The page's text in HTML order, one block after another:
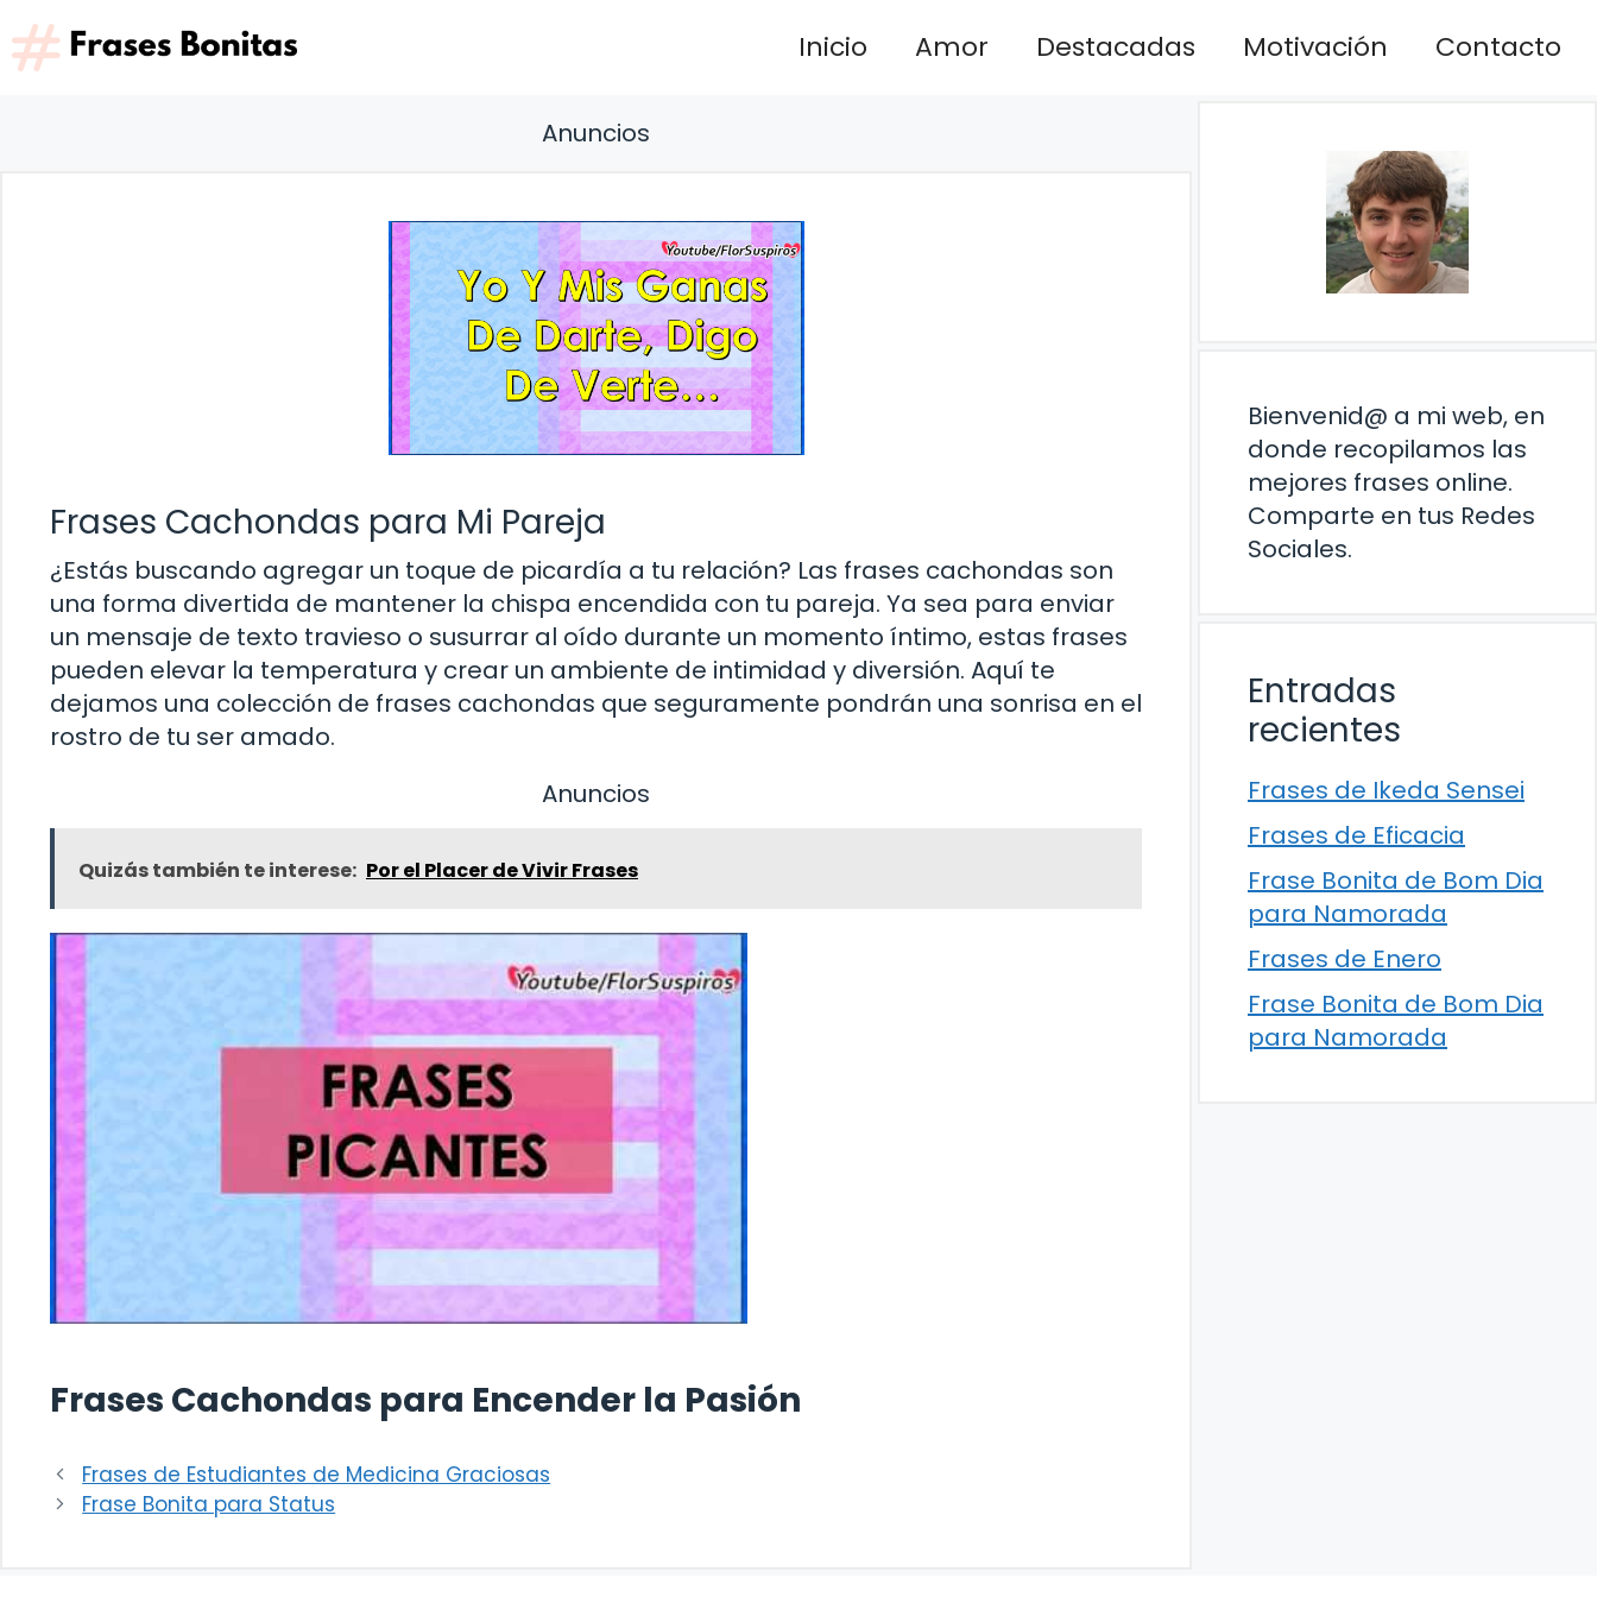
Saltar
al
contenido
Inicio Amor Destacadas Motivación Contacto
Anuncios
Frases Cachondas para Mi Pareja
¿Estás buscando agregar un toque de picardía a tu relación? Las frases cachondas son
una forma divertida de mantener la chispa encendida con tu pareja. Ya sea para enviar
un mensaje de texto travieso o susurrar al oído durante un momento íntimo, estas frases
pueden elevar la temperatura y crear un ambiente de intimidad y diversión. Aquí te
dejamos una colección de frases cachondas que seguramente pondrán una sonrisa en el
rostro de tu ser amado.
Anuncios
Quizás también te interese: Por el Placer de Vivir Frases
Frases Cachondas para Encender la Pasión
Frases de Estudiantes de Medicina Graciosas
Frase Bonita para Status
Bienvenid@ a mi web, en
donde recopilamos las
mejores frases online.
Comparte en tus Redes
Sociales.
Entradas
recientes
Frases de Ikeda Sensei
Frases de Eficacia
Frase Bonita de Bom Dia
para Namorada
Frases de Enero
Frase Bonita de Bom Dia
para Namorada